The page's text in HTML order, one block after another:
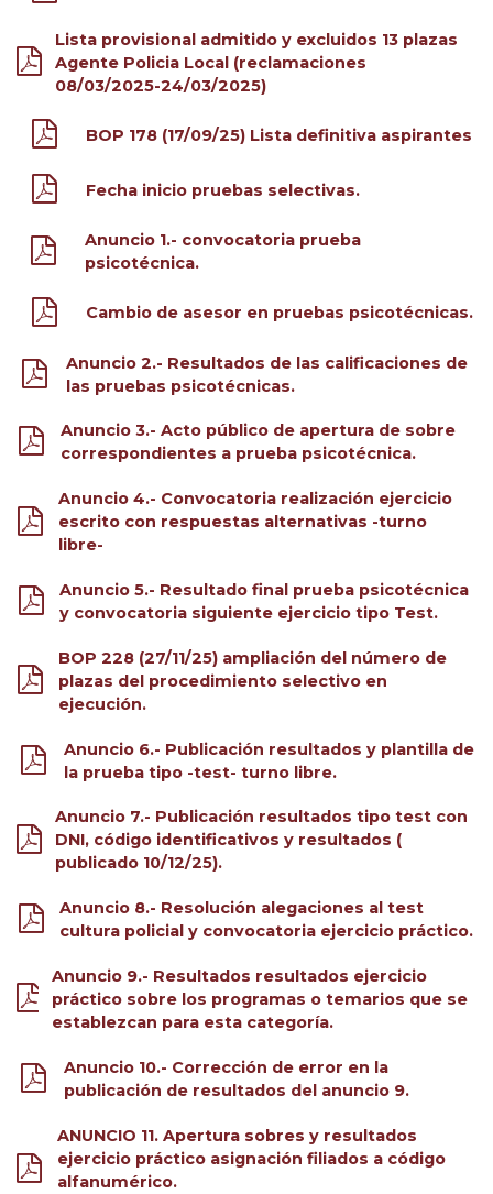
Lista provisional admitido y excluidos 13 plazas
Agente Policia Local (reclamaciones
08/03/2025-24/03/2025)
BOP 178 (17/09/25) Lista definitiva aspirantes
Fecha inicio pruebas selectivas.
Anuncio 1.- convocatoria prueba
psicotécnica.
Cambio de asesor en pruebas psicotécnicas.
Anuncio 2.- Resultados de las calificaciones de
las pruebas psicotécnicas.
Anuncio 3.- Acto público de apertura de sobre
correspondientes a prueba psicotécnica.
Anuncio 4.- Convocatoria realización ejercicio
escrito con respuestas alternativas -turno
libre-
Anuncio 5.- Resultado final prueba psicotécnica
y convocatoria siguiente ejercicio tipo Test.
BOP 228 (27/11/25) ampliación del número de
plazas del procedimiento selectivo en
ejecución.
Anuncio 6.- Publicación resultados y plantilla de
la prueba tipo -test- turno libre.
Anuncio 7.- Publicación resultados tipo test con
DNI, código identificativos y resultados (
publicado 10/12/25).
Anuncio 8.- Resolución alegaciones al test
cultura policial y convocatoria ejercicio práctico.
Anuncio 9.- Resultados resultados ejercicio
práctico sobre los programas o temarios que se
establezcan para esta categoría.
Anuncio 10.- Corrección de error en la
publicación de resultados del anuncio 9.
ANUNCIO 11. Apertura sobres y resultados
ejercicio práctico asignación filiados a código
alfanumérico.